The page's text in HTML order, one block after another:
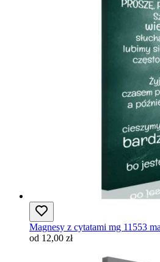
Magnesy z cytatami mg 11553
od 12,00 zł